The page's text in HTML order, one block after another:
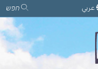
عربي חפש